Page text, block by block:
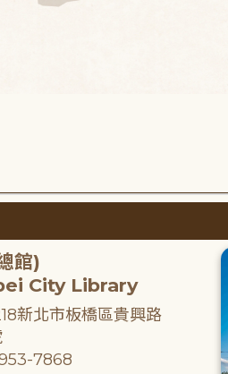
館)
City Library
新北市板橋區貴興路
7868